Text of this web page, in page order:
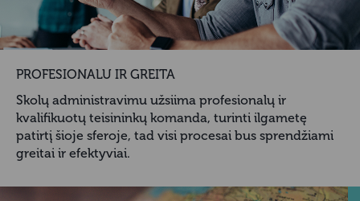
PROFESIONALU IR GREITA
Skolų administravimu užsiima profesionalų ir
kvalifikuotų teisininkų komanda, turinti ilgametę
patirtį šioje sferoje, tad visi procesai bus sprendžiami
greitai ir efektyviai.